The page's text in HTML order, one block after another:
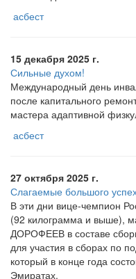
асбест
15 декабря 2025 г.
Сильные духом!
Международный день
после капитального
мастера адаптивной
асбест
27 октября 2025 г.
Слагаемые большого
В эти дни вице-чемпион
(92 килограмма и выше),
ДОРОФЕЕВ в составе
для участия в сборах по
который в конце года
Эмиратах.